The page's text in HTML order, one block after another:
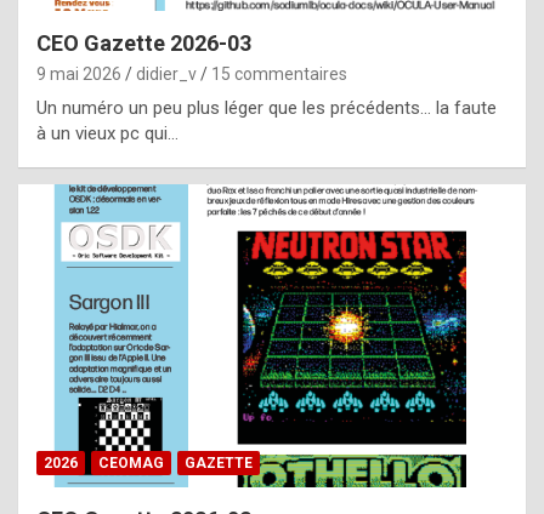
i
e
f
o
m
m
a
y
b
e
b
y
CEO Gazette 2026-03
9 mai 2026 didier_v 15 commentaires
Un numéro un peu plus léger que les précédents… la faute
à un vieux pc qui…
2026 CEOMAG GAZETTE